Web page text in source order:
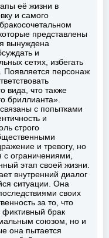
её жизни в
и самого
представлены
вынуждена
и
сетях, избегать
Появляется персонаж
вида, что также
бриллианта».
с попытками
и
строго
и тревогу, но
с ограничениями,
этап своей жизни.
внутренний диалог
ситуации. Она
своих
за то, что
фиктивный брак
союзом, но и
она пытается